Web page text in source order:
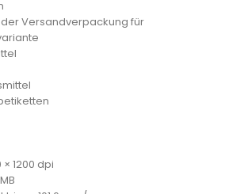
Versandverpackung für
1200 dpi